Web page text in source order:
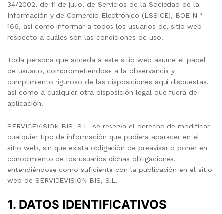
34/2002, de 11 de julio, de Servicios de la Sociedad de la
Información y de Comercio Electrónico (LSSICE), BOE N º
166, así como informar a todos los usuarios del sitio web
respecto a cuáles son las condiciones de uso.
Toda persona que acceda a este sitio web asume el papel
de usuario, comprometiéndose a la observancia y
cumplimiento riguroso de las disposiciones aquí dispuestas,
así como a cualquier otra disposición legal que fuera de
aplicación.
SERVICEVISION BIS, S.L. se reserva el derecho de modificar
cualquier tipo de información que pudiera aparecer en el
sitio web, sin que exista obligación de preavisar o poner en
conocimiento de los usuarios dichas obligaciones,
entendiéndose como suficiente con la publicación en el sitio
web de SERVICEVISION BIS, S.L.
1. DATOS IDENTIFICATIVOS